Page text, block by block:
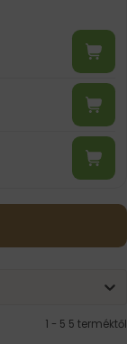
1 - 5 5 terméktől